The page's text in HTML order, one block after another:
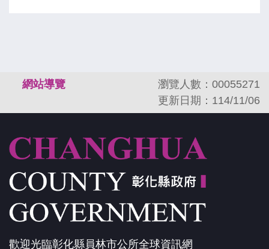
網站導覽
瀏覽人數：00055271
更新日期：114/11/06
歡迎光臨彰化縣員林市公所全球資訊網